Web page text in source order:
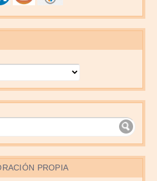
PROPIA